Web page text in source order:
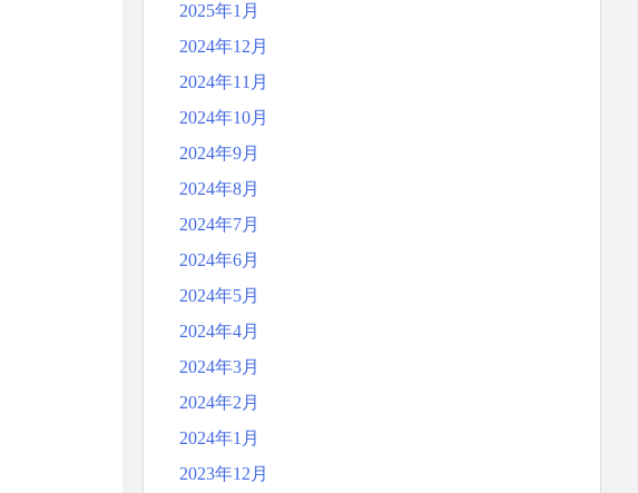
2025年1月
2024年12月
2024年11月
2024年10月
2024年9月
2024年8月
2024年7月
2024年6月
2024年5月
2024年4月
2024年3月
2024年2月
2024年1月
2023年12月